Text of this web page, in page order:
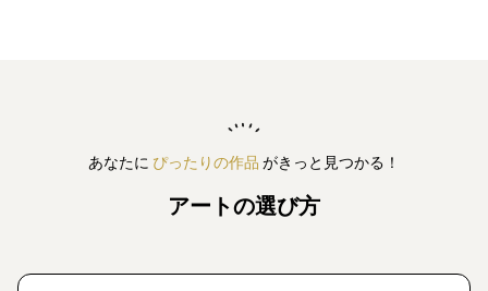
あなたに ぴったりの作品 がきっと見つかる！
アートの選び方